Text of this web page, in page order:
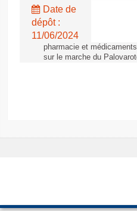
Date de
dépôt :
11/06/2024
pharmacie et
sur le marche du